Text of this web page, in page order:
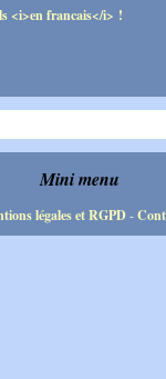
Mini menu
légales et RGPD-